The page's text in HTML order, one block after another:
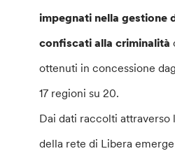
impegnati nella gestione
confiscati alla criminalità
ottenuti in concessione
17 regioni su 20.
Dai dati raccolti attraverso
della rete di Libera